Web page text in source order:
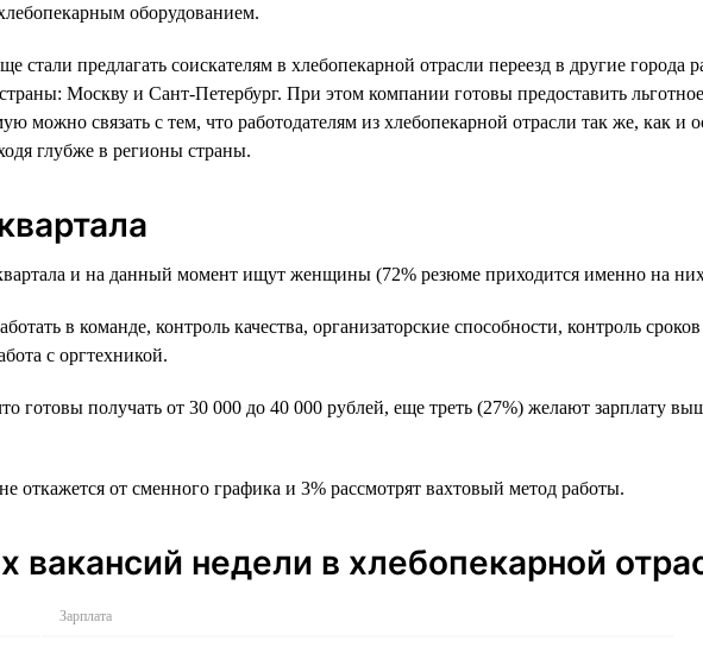
оборудованием.
предлагать соискателям в хлебопекарной отрасли переезд в другие
Москву и Сант-Петербург. При этом компании готовы предоставить
связать с тем, что работодателям из хлебопекарной отрасли так же, как и
глубже в регионы страны.
и на данный момент ищут женщины (72% резюме приходится именно на
в команде, контроль качества, организаторские способности, контроль
с оргтехникой.
готовы получать от 30 000 до 40 000 рублей, еще треть (27%) желают зарплату
откажется от сменного графика и 3% рассмотрят вахтовый метод работы.
вакансий недели в хлебопекарной
Зарплата